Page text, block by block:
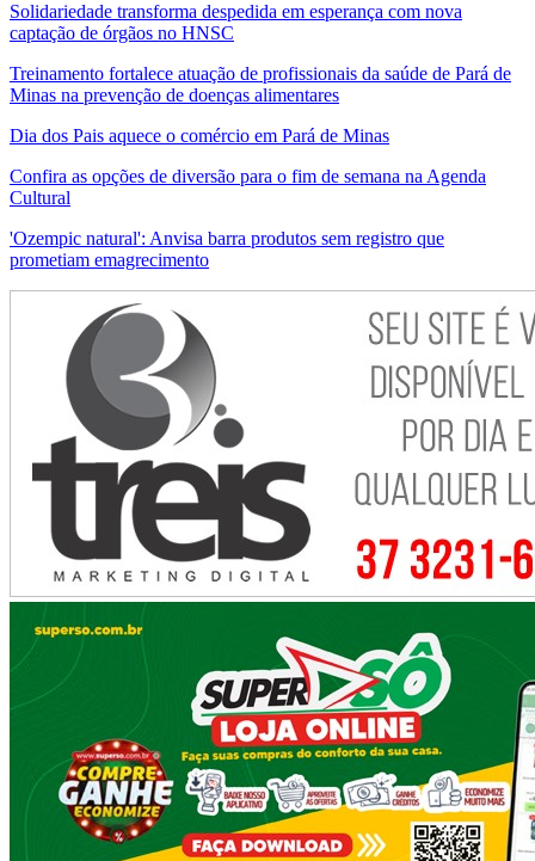
Solidariedade transforma despedida em esperança com nova
captação de órgãos no HNSC
Treinamento fortalece atuação de profissionais da saúde de Pará de
Minas na prevenção de doenças alimentares
Dia dos Pais aquece o comércio em Pará de Minas
Confira as opções de diversão para o fim de semana na Agenda
Cultural
'Ozempic natural': Anvisa barra produtos sem registro que
prometiam emagrecimento